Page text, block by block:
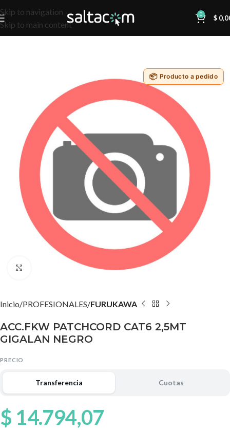
Skip to navigation
Skip to main content
0 $
Producto a pedido
Agrandar imagen
Inicio PROFESIONALES FURUKAWA
ACC.FKW PATCHCORD CAT6 2,5MT
GIGALAN NEGRO
PRECIO
Transferencia Cuotas
$ 14.794,07